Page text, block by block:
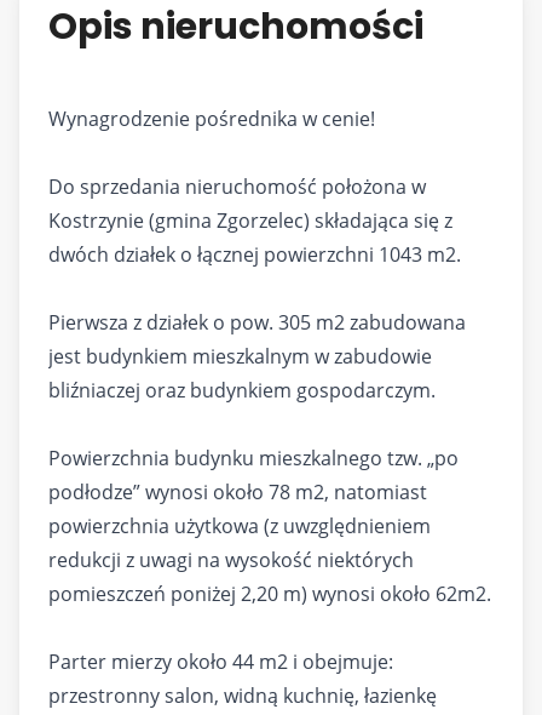
Opis nieruchomości
Wynagrodzenie pośrednika w cenie!
Do sprzedania nieruchomość położona w
Kostrzynie (gmina Zgorzelec) składająca się z
dwóch działek o łącznej powierzchni 1043 m2.
Pierwsza z działek o pow. 305 m2 zabudowana
jest budynkiem mieszkalnym w zabudowie
bliźniaczej oraz budynkiem gospodarczym.
Powierzchnia budynku mieszkalnego tzw. „po
podłodze” wynosi około 78 m2, natomiast
powierzchnia użytkowa (z uwzględnieniem
redukcji z uwagi na wysokość niektórych
pomieszczeń poniżej 2,20 m) wynosi około 62m2.
Parter mierzy około 44 m2 i obejmuje:
przestronny salon, widną kuchnię, łazienkę